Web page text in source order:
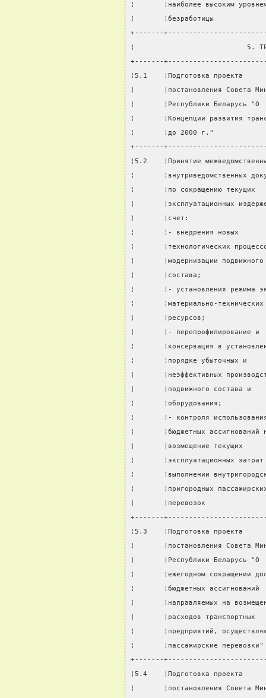
¦       ¦наиболее
¦       ¦безработицы
+-------
¦                           5.
+-------
¦5.1    ¦Подготовка проекта
¦       ¦постановления Совета
¦       ¦Республики Беларусь
¦       ¦Концепции развития
¦       ¦до 2000 г."
+-------
¦5.2    ¦Принятие
¦
¦       ¦по сокращению
¦
¦       ¦счет:
¦       ¦- внедрения новых
¦       ¦технологических
¦       ¦модернизации
¦       ¦состава;
¦       ¦- установления
¦       ¦материально-
¦       ¦ресурсов;
¦       ¦-
¦       ¦консервация в
¦       ¦порядке
¦       ¦неэффективных
¦       ¦подвижного
¦       ¦оборудования;
¦       ¦- контроля
¦       ¦бюджетных
¦       ¦возмещение текущих
¦       ¦эксплуатационных
¦       ¦выполнении
¦       ¦пригородных
¦       ¦перевозок
+-------
¦5.3    ¦Подготовка
¦       ¦постановления Совета
¦       ¦Республики
¦       ¦ежегодном
¦       ¦бюджетных
¦       ¦направляемых на
¦       ¦расходов
¦       ¦предприятий,
¦       ¦пассажирские
+-------
¦5.4    ¦Подготовка
¦       ¦постановления Совета